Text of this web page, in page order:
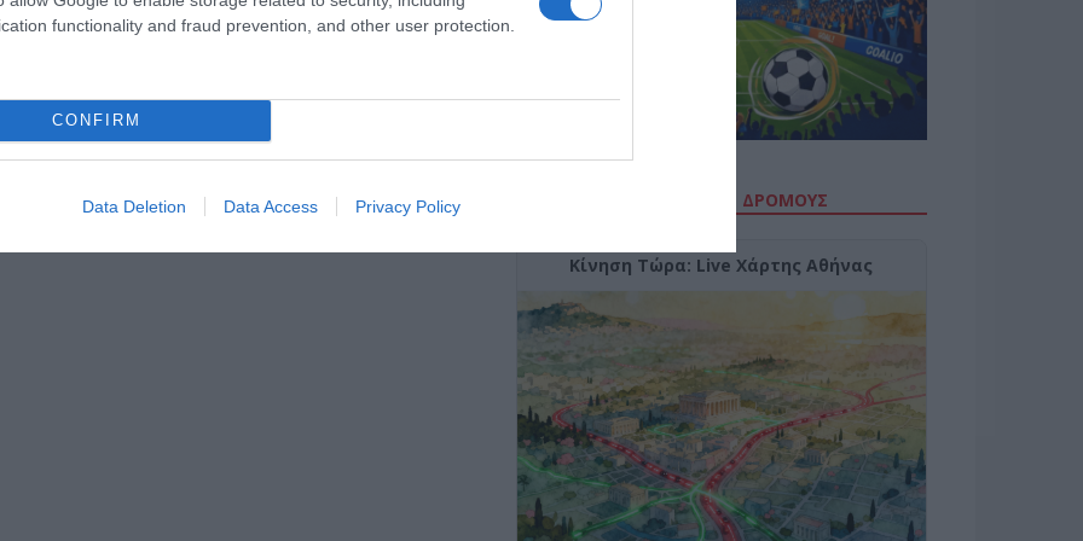
functionality and fraud prevention, and other user protection.
CONFIRM
Data Deletion Data Access Privacy Policy ΔΕΙΤΕ ΤΗΝ ΚΙΝΗΣΗ ΣΤΟΥΣ ΔΡΌΜΟΥΣ
Κίνηση Τώρα: Live Χάρτης Αθήνας